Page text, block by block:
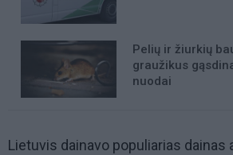
Pelių ir žiurkių
graužikus
nuodai
Lietuvis dainavo populiarias dainas